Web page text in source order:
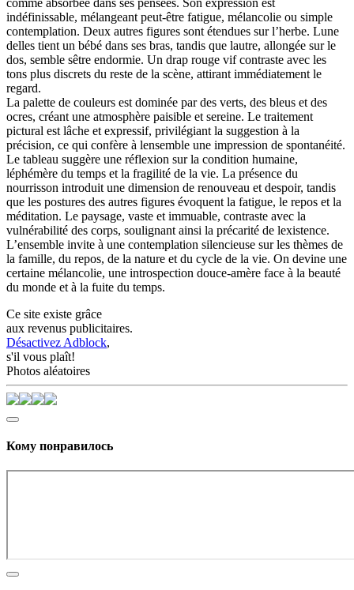
indéfinissable, mélangeant peut-être fatigue, mélancolie ou simple
contemplation. Deux autres figures sont étendues sur l’herbe. Lune
delles tient un bébé dans ses bras, tandis que lautre, allongée sur le
dos, semble sêtre endormie. Un drap rouge vif contraste avec les
tons plus discrets du reste de la scène, attirant immédiatement le
regard.
La palette de couleurs est dominée par des verts, des bleus et des
ocres, créant une atmosphère paisible et sereine. Le traitement
pictural est lâche et expressif, privilégiant la suggestion à la
précision, ce qui confère à lensemble une impression de spontanéité.
Le tableau suggère une réflexion sur la condition humaine,
léphémère du temps et la fragilité de la vie. La présence du
nourrisson introduit une dimension de renouveau et despoir, tandis
que les postures des autres figures évoquent la fatigue, le repos et la
méditation. Le paysage, vaste et immuable, contraste avec la
vulnérabilité des corps, soulignant ainsi la précarité de lexistence.
L’ensemble invite à une contemplation silencieuse sur les thèmes de
la famille, du repos, de la nature et du cycle de la vie. On devine une
certaine mélancolie, une introspection douce-amère face à la beauté
du monde et à la fuite du temps.
Ce site existe grâce
aux revenus publicitaires.
Désactivez Adblock,
s'il vous plaît!
Photos aléatoires
Кому понравилось